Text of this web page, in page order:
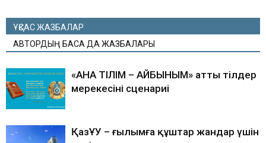
ҰҚСАС ЖАЗБАЛАР
АВТОРДЫҢ БАСҚА ДА ЖАЗБАЛАРЫ
«АНА ТІЛІМ – АЙБЫНЫМ» атты тілдер
мерекесінің сценариі
ҚазҰУ – ғылымға құштар жандар үшін